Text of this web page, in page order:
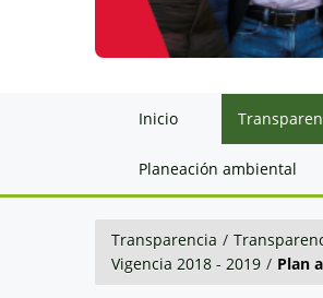
Inicio
Planeación ambiental
Transparencia /
Vigencia 2018 - 2019 / Plan